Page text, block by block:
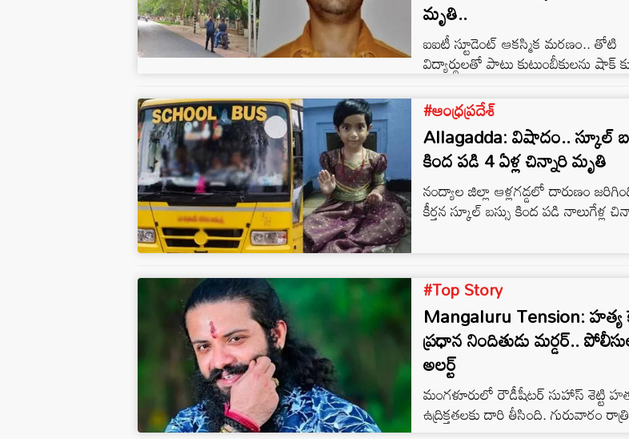
మృతి..
ఐఐటీ స్టూడెంట్ ఆకస్మిక మరణం.. తోటి
విద్యార్థులతో పాటు కుటుంబీకులను షాక్
గురిచేసింది. తెల్లవారితే పరీక్ష ఉందని
చదువుకున్న విద్యార్థి.. కానీ పరీక్షకు
వేళ ప్రాణాలు కోల్పోయాడు. ఈ ఘటన
వారణాసిలోని IIT-BHUలో
MTech విద్యార్థి అనూప్ సింగ్ చౌహాన్
ఉదయం పరీక్ష రాయాల్సి ఉంది.
రాత్రి, అతను తన ఇద్దరు స్నేహితులతో
గదిలో చదువుకున్నాడు. ముగ్గురు
#ఆంధ్రప్రదేశ్
Allagadda: విషాదం.. స్కూల్‌
కింద పడి 4 ఏళ్ల చిన్నారి మృతి
నంద్యాల జిల్లా ఆళ్లగడ్డలో దారుణం
కీర్తన స్కూల్ బస్సు కింద పడి నాలుగేళ్ల
గిలాగిలా కొట్టుకుంటూ ప్రాణాలు
కీర్తన హైస్కూల్ లో చిన్నారి హరి ప్రియ
చదువుతోంది. స్కూల్ ముగిసిన అనంతరం
ఇంటికి వెళ్తుండగా ప్రమాదం జరిగింది.
#Top Story
Mangaluru Tension: హత్య
ప్రధాన నిందితుడు మర్డర్..
అలర్ట్
మంగళూరులో రౌడీషీటర్ సుహాస్ శెట్టి
ఉద్రిక్తతలకు దారి తీసింది. గురువారం రాత్రి